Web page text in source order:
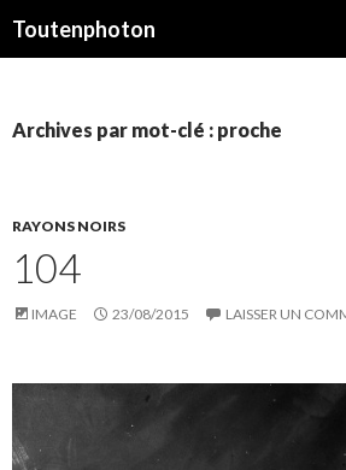
Toutenphoton
Archives par mot-clé : proche
RAYONS NOIRS
104
IMAGE 23/08/2015 LAISSER UN